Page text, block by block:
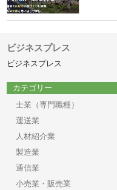
ビジネスプレス
ビジネスプレス
カテゴリー
士業（専門職種）
運送業
人材紹介業
製造業
通信業
小売業・販売業